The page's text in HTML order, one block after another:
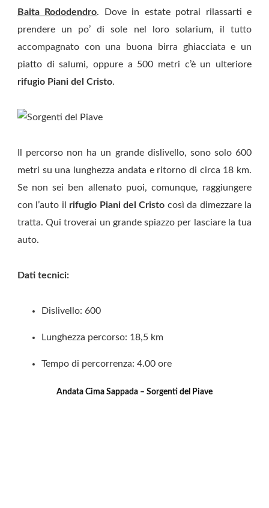
Baita Rododendro. Dove in estate potrai rilassarti e
prendere un po’ di sole nel loro solarium, il tutto
accompagnato con una buona birra ghiacciata e un
piatto di salumi, oppure a 500 metri c’è un ulteriore
rifugio Piani del Cristo.
Il percorso non ha un grande dislivello, sono solo 600
metri su una lunghezza andata e ritorno di circa 18 km.
Se non sei ben allenato puoi, comunque, raggiungere
con l’auto il rifugio Piani del Cristo così da dimezzare la
tratta. Qui troverai un grande spiazzo per lasciare la tua
auto.
Dati tecnici:
Dislivello: 600
Lunghezza percorso: 18,5 km
Tempo di percorrenza: 4.00 ore
Andata Cima Sappada – Sorgenti del Piave